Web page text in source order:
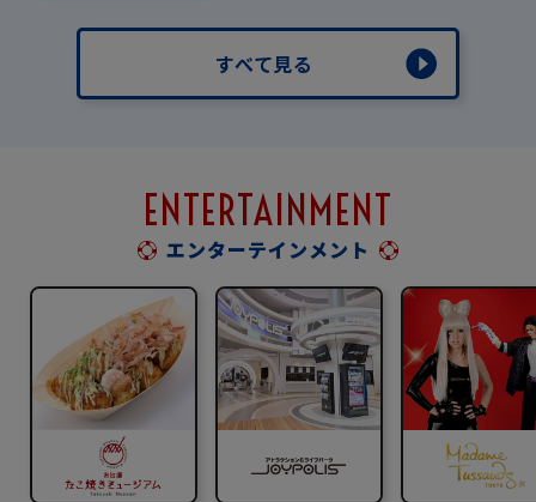
ンドオープン！
すべて見る
ENTERTAINMENT
エンターテインメント